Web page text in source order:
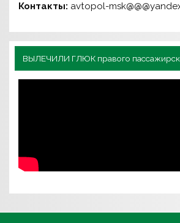
Контакты: avtopol-
ВЫЛЕЧИЛИ ГЛЮК правого